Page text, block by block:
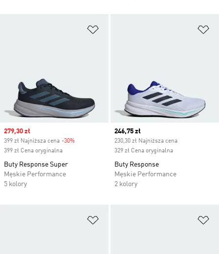
Sale price
279,30 zł
399 zł Najniższa cena -30%
399 zł Cena oryginalna
Buty Response Super
Męskie Performance
5 kolory
Current price
246,75 zł
230,30 zł Najniższa cena
329 zł Cena oryginalna
Buty Response
Męskie Performance
2 kolory